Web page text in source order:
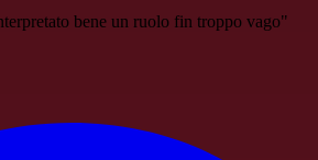
bene un ruolo fin troppo vago"